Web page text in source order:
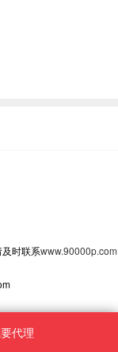
时联系www.90000p.com
代理